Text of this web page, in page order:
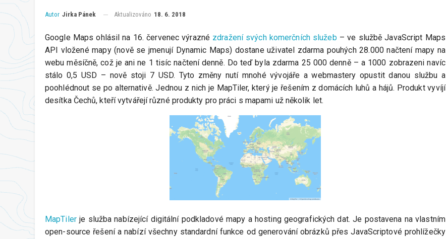
Autor Jirka Pánek Aktualizováno 18. 6. 2018
Google Maps ohlásil na 16. červenec výrazné zdražení svých komerčních služeb – ve službě JavaScript Maps
API vložené mapy (nově se jmenují Dynamic Maps) dostane uživatel zdarma pouhých 28.000 načtení mapy na
webu měsíčně, což je ani ne 1 tisíc načtení denně. Do teď byla zdarma 25 000 denně – a 1000 zobrazeni navíc
stálo 0,5 USD – nově stoji 7 USD. Tyto změny nutí mnohé vývojáře a webmastery opustit danou službu a
poohlédnout se po alternativě. Jednou z nich je MapTiler, který je řešením z domácích luhů a hájů. Produkt vyvíjí
desítka Čechů, kteří vytvářejí různé produkty pro práci s mapami už několik let.
MapTilerje služba nabízející digitální podkladové mapy a hosting geografických dat. Je postavena na vlastním
open-source řešení a nabízí všechny standardní funkce od generování obrázků přes JavaScriptové prohlížečky